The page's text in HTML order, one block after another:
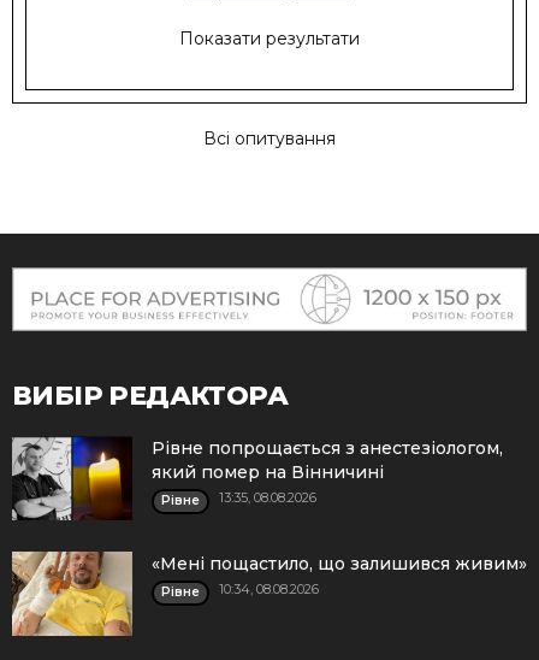
Показати результати
Всі опитування
ВИБІР РЕДАКТОРА
Рівне попрощається з анестезіологом,
який помер на Вінничині
Рівне 13:35, 08.08.2026
«Мені пощастило, що залишився живим»
Рівне 10:34, 08.08.2026